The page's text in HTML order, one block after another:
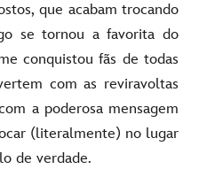
que acabam trocando
se tornou a favorita do
conquistou fãs de todas
com as reviravoltas
a poderosa mensagem
(literalmente) no lugar
de verdade.